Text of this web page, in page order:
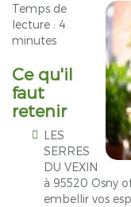
Temps de
lecture : 4
minutes
Ce qu'il
faut
retenir
LES
SERRES
DU VEXIN
à 95520 Osny
embellir vos